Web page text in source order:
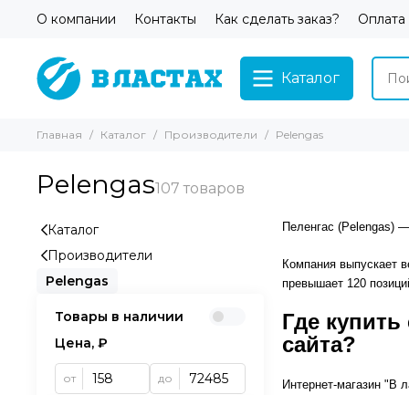
О компании Контакты Как сделать заказ? Оплата
Каталог
Главная Каталог Производители Pelengas
Pelengas
Пеленгас (Pelengas) —
Компания выпускает
превышает 120
Где
сайта?
Интернет-магазин "В
Каталог
Производители
Pelengas
Товары в наличии
Цена, ₽
от до